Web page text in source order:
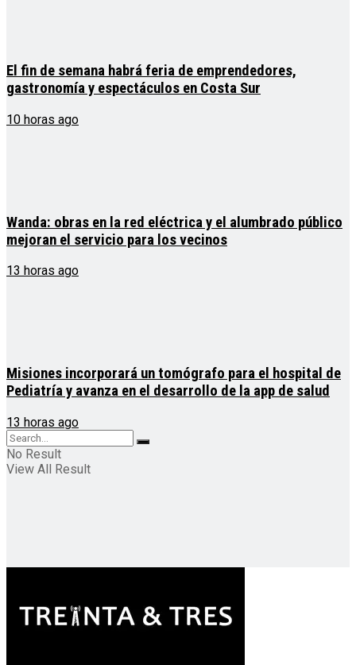
El fin de semana habrá feria de emprendedores,
gastronomía y espectáculos en Costa Sur
10 horas ago
Wanda: obras en la red eléctrica y el alumbrado público
mejoran el servicio para los vecinos
13 horas ago
Misiones incorporará un tomógrafo para el hospital de
Pediatría y avanza en el desarrollo de la app de salud
13 horas ago
No Result
View All Result